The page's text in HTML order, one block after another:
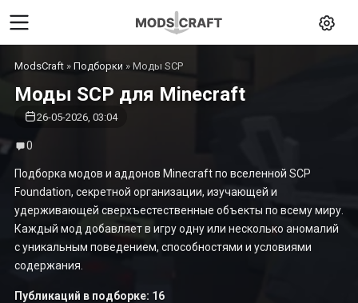
ModsCraft » Подборки » Моды SCP
Моды SCP для Minecraft
26-05-2026, 03:04
0
Подборка модов и аддонов Minecraft по вселенной SCP
Foundation, секретной организации, изучающей и
удерживающей сверхъестественные объекты по всему миру.
Каждый мод добавляет в игру одну или несколько аномалий
с уникальным поведением, способностями и условиями
содержания.
Публикаций в подборке: 16